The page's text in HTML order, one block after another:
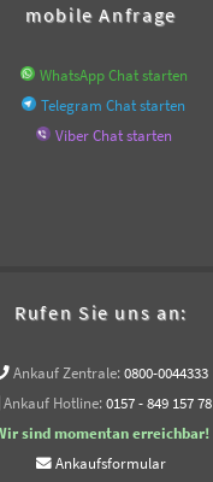
mobile Anfrage
WhatsApp Chat starten
Telegram Chat starten
Viber Chat starten
Rufen Sie uns an:
Ankauf Zentrale: 0800-0044333
Ankauf Hotline: 0157 - 849 157 78
sind momentan erreichbar!
Ankaufsformular